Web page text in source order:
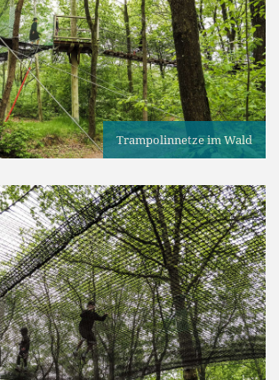
Trampolinnetze im Wald